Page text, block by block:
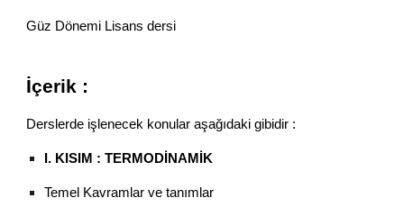
Güz Dönemi Lisans dersi
İçerik :
Derslerde işlenecek konular aşağıdaki gibidir :
I. KISIM : TERMODİNAMİK
Temel Kavramlar ve tanımlar